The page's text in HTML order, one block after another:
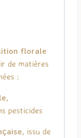
florale
de matières
:
,
pesticides
, issu de